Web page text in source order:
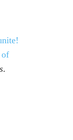
of
.